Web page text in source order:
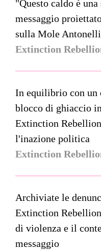
"Questo caldo è
messaggio
sulla Mole
Extinction
In equilibrio con un
blocco di ghiaccio
Extinction
l'inazione politica
Extinction
Archiviate le
Extinction
di violenza e il
messaggio